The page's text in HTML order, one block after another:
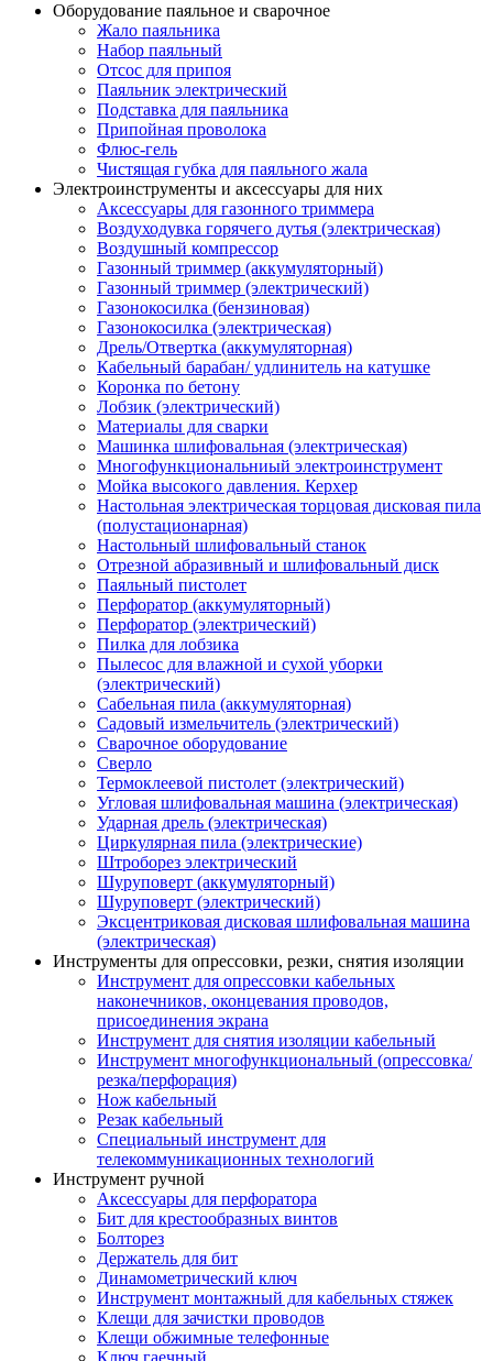
Оборудование паяльное и сварочное
Жало паяльника
Набор паяльный
Отсос для припоя
Паяльник электрический
Подставка для паяльника
Припойная проволока
Флюс-гель
Чистящая губка для паяльного жала
Электроинструменты и аксессуары для них
Аксессуары для газонного триммера
Воздуходувка горячего дутья (электрическая)
Воздушный компрессор
Газонный триммер (аккумуляторный)
Газонный триммер (электрический)
Газонокосилка (бензиновая)
Газонокосилка (электрическая)
Дрель/Отвертка (аккумуляторная)
Кабельный барабан/ удлинитель на катушке
Коронка по бетону
Лобзик (электрический)
Материалы для сварки
Машинка шлифовальная (электрическая)
Многофункциональниый электроинструмент
Мойка высокого давления. Керхер
Настольная электрическая торцовая дисковая пила
(полустационарная)
Настольный шлифовальный станок
Отрезной абразивный и шлифовальный диск
Паяльный пистолет
Перфоратор (аккумуляторный)
Перфоратор (электрический)
Пилка для лобзика
Пылесос для влажной и сухой уборки
(электрический)
Сабельная пила (аккумуляторная)
Садовый измельчитель (электрический)
Сварочное оборудование
Сверло
Термоклеевой пистолет (электрический)
Угловая шлифовальная машина (электрическая)
Ударная дрель (электрическая)
Циркулярная пила (электрические)
Штроборез электрический
Шуруповерт (аккумуляторный)
Шуруповерт (электрический)
Эксцентриковая дисковая шлифовальная машина
(электрическая)
Инструменты для опрессовки, резки, снятия изоляции
Инструмент для опрессовки кабельных
наконечников, оконцевания проводов,
присоединения экрана
Инструмент для снятия изоляции кабельный
Инструмент многофункциональный (опрессовка/
резка/перфорация)
Нож кабельный
Резак кабельный
Специальный инструмент для
телекоммуникационных технологий
Инструмент ручной
Аксессуары для перфоратора
Бит для крестообразных винтов
Болторез
Держатель для бит
Динамометрический ключ
Инструмент монтажный для кабельных стяжек
Клещи для зачистки проводов
Клещи обжимные телефонные
Ключ гаечный